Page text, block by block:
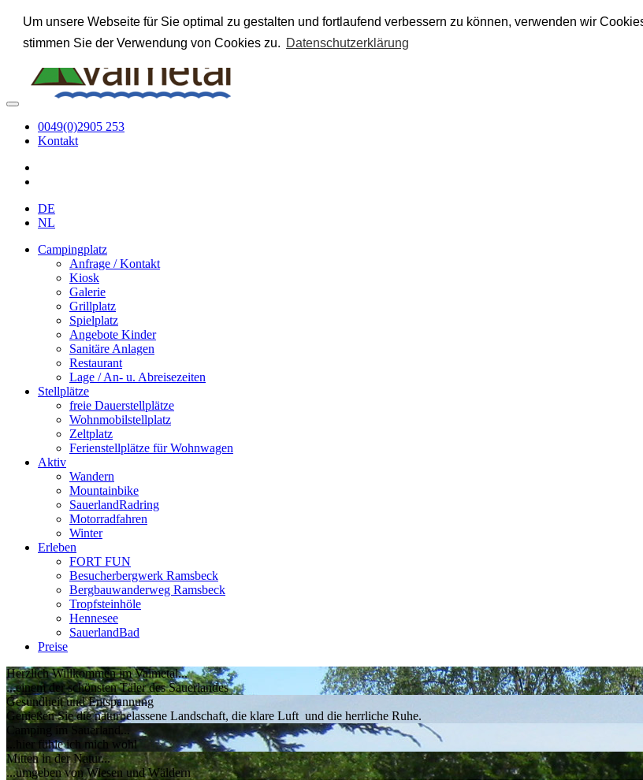
Um unsere Webseite für Sie optimal zu gestalten und fortlaufend verbessern zu können, verwenden wir
stimmen Sie der Verwendung von Cookies zu. Datenschutzerklärung
0049(0)2905 253
Kontakt
DE
NL
Campingplatz
Anfrage / Kontakt
Kiosk
Galerie
Grillplatz
Spielplatz
Angebote Kinder
Sanitäre Anlagen
Restaurant
Lage / An- u. Abreisezeiten
Stellplätze
freie Dauerstellplätze
Wohnmobilstellplatz
Zeltplatz
Ferienstellplätze für Wohnwagen
Aktiv
Wandern
Mountainbike
SauerlandRadring
Motorradfahren
Winter
Erleben
FORT FUN
Besucherbergwerk Ramsbeck
Bergbauwanderweg Ramsbeck
Tropfsteinhöle
Hennesee
SauerlandBad
Preise
Herzlich Willkommen im Valmetal...
...einem der schönsten Täler des Sauerlandes
Gesundheit und Entspannung
Genießen Sie die naturbelassene Landschaft, die klare Luft und die herrliche Ruhe.
Camping im Sauerland...
...hier fühle ich mich wohl
Mitten in der Natur...
...umgeben von Wiesen und Wäldern